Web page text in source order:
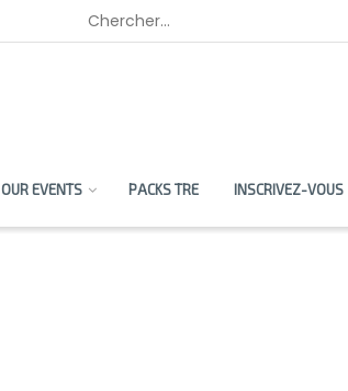
OUR EVENTS PACKS TRE INSCRIVEZ-VOUS